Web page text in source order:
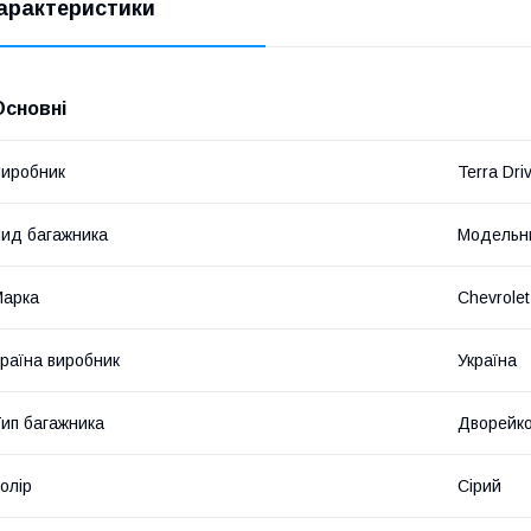
Terra
багажника
Chevrolet
виробник Україна
багажника
Сірий